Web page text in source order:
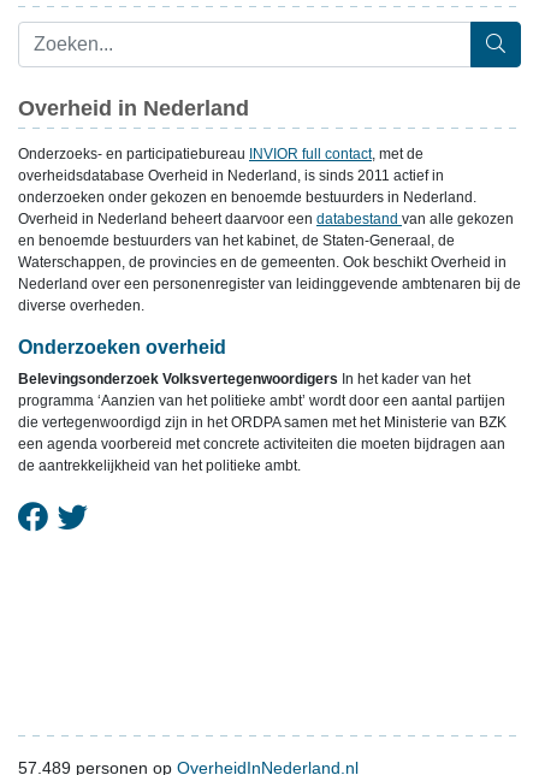
Overheid in Nederland
Onderzoeks- en participatiebureau INVIOR full contact, met de
overheidsdatabase Overheid in Nederland, is sinds 2011 actief in
onderzoeken onder gekozen en benoemde bestuurders in Nederland.
Overheid in Nederland beheert daarvoor een databestand van alle gekozen
en benoemde bestuurders van het kabinet, de Staten-Generaal, de
Waterschappen, de provincies en de gemeenten. Ook beschikt Overheid in
Nederland over een personenregister van leidinggevende ambtenaren bij de
diverse overheden.
Onderzoeken overheid
Belevingsonderzoek Volksvertegenwoordigers In het kader van het
programma ‘Aanzien van het politieke ambt’ wordt door een aantal partijen
die vertegenwoordigd zijn in het ORDPA samen met het Ministerie van BZK
een agenda voorbereid met concrete activiteiten die moeten bijdragen aan
de aantrekkelijkheid van het politieke ambt.
57.489 personen op OverheidInNederland.nl